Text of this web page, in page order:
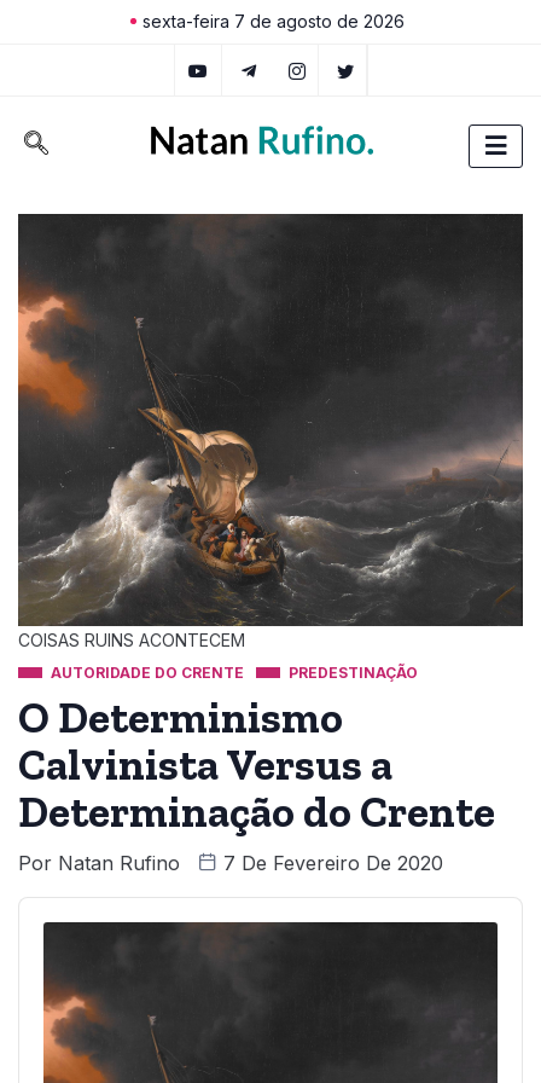
sexta-feira 7 de agosto de 2026
COISAS RUINS ACONTECEM
AUTORIDADE DO CRENTE PREDESTINAÇÃO
O Determinismo
Calvinista Versus a
Determinação do Crente
Por Natan Rufino 7 De Fevereiro De 2020
Audio
Player